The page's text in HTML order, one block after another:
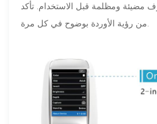
مضيئة ومظلمة قبل الاستخدام. تأكد